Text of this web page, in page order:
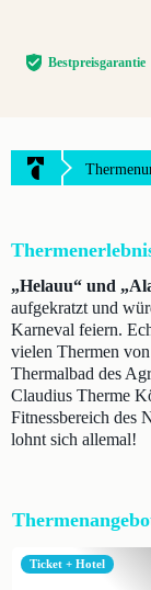
Bestpreis­garantie
„Helauu“ und
aufgekratzt und
Karneval feiern.
vielen Thermen
Thermalbad des
Claudius Therme
Fitnessbereich des
lohnt sich allemal!
Ticket + Hotel